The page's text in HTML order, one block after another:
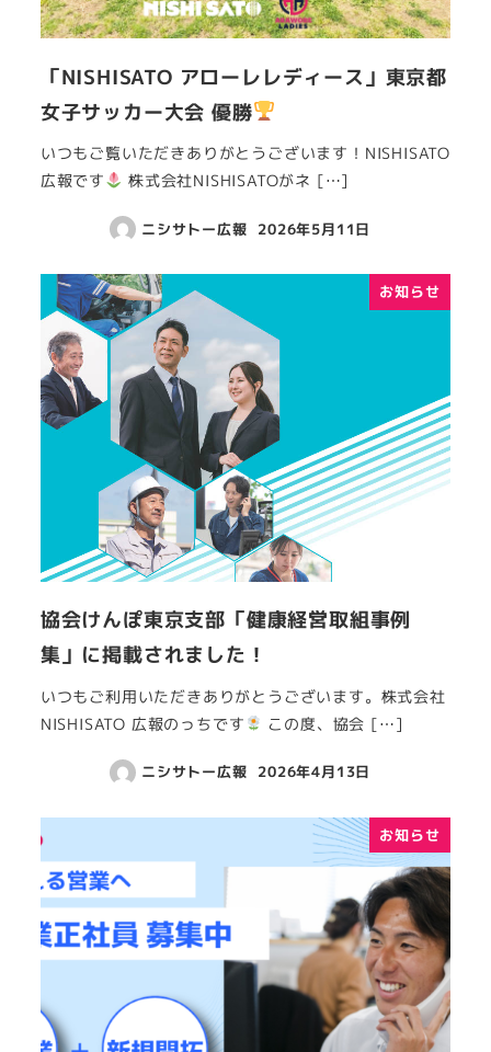
「NISHISATO アローレレディース」東京都
女子サッカー大会 優勝
いつもご覧いただきありがとうございます！NISHISATO
広報です
株式会社NISHISATOがネ […]
ニシサトー広報 2026年5月11日
お知らせ
協会けんぽ東京支部「健康経営取組事例
集」に掲載されました！
いつもご利用いただきありがとうございます。株式会社
NISHISATO 広報のっちです
この度、協会 […]
ニシサトー広報 2026年4月13日
お知らせ